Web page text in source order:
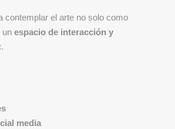
contemplar el arte no solo como
un espacio de interacción y
media